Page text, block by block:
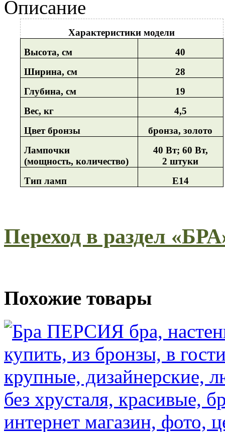
Описание
Характеристики модели
Высота, см
40
Ширина, см
28
Глубина, см
19
Вес, кг
4,5
Цвет бронзы
бронза, золото
Лампочки
(мощность, количество)
40 Вт; 60 Вт,
2 штуки
Тип ламп
Е14
Переход в раздел
Похожие товары